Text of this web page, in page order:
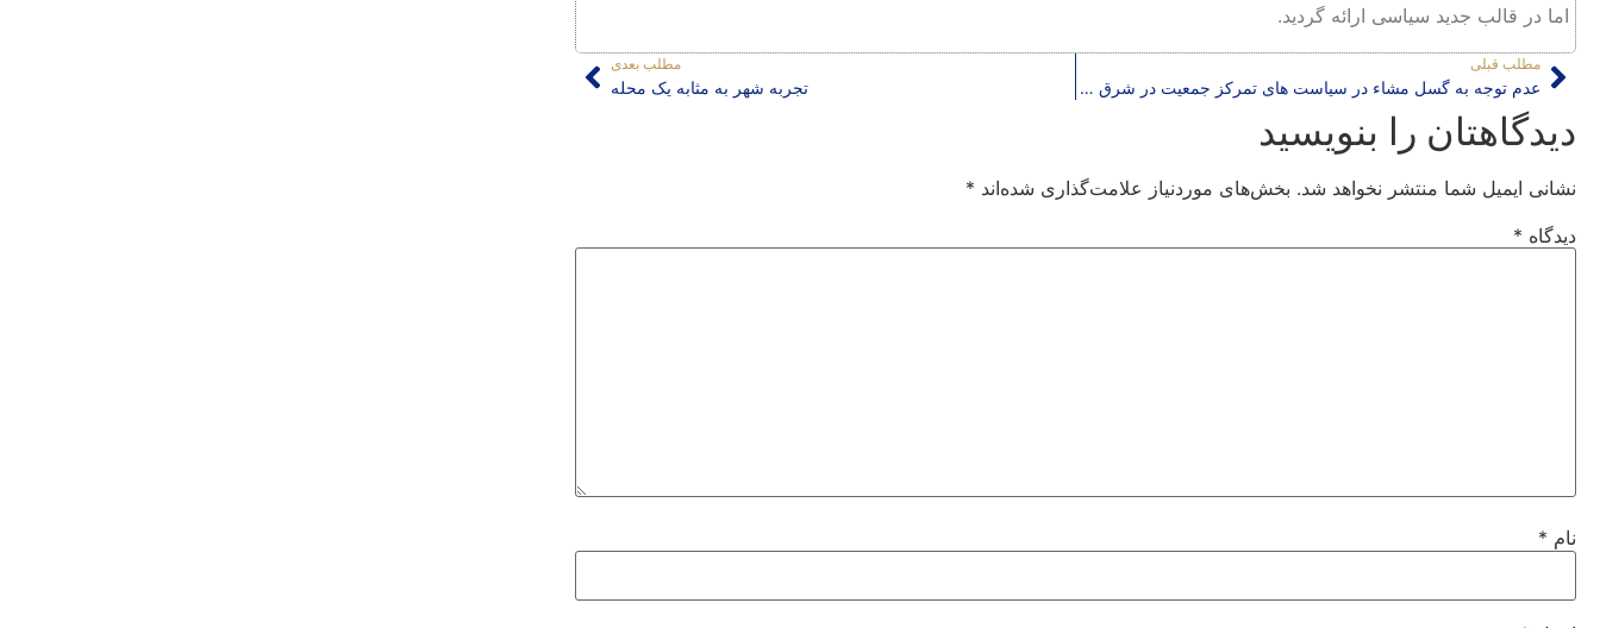
اما در قالب جدید سیاسی ارائه گردید.
مطلب قبلی
عدم توجه به گسل مشاء در سیاست های تمرکز جمعیت در شرق استان تهران
مطلب بعدی
تجربه شهر به مثابه یک محله
دیدگاهتان را بنویسید
نشانی ایمیل شما منتشر نخواهد شد. بخش‌های موردنیاز علامت‌گذاری شده‌اند *
دیدگاه *
نام *